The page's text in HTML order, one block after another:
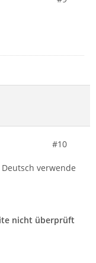
#10
verwende
nicht überprüft